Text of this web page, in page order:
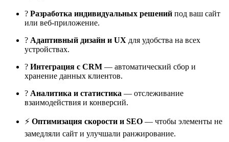
? Разработка индивидуальных решений под ваш сайт
или веб-приложение.
? Адаптивный дизайн и UX для удобства на всех
устройствах.
?️ Интеграция с CRM — автоматический сбор и
хранение данных клиентов.
? Аналитика и статистика — отслеживание
взаимодействия и конверсий.
⚡ Оптимизация скорости и SEO — чтобы элементы не
замедляли сайт и улучшали ранжирование.